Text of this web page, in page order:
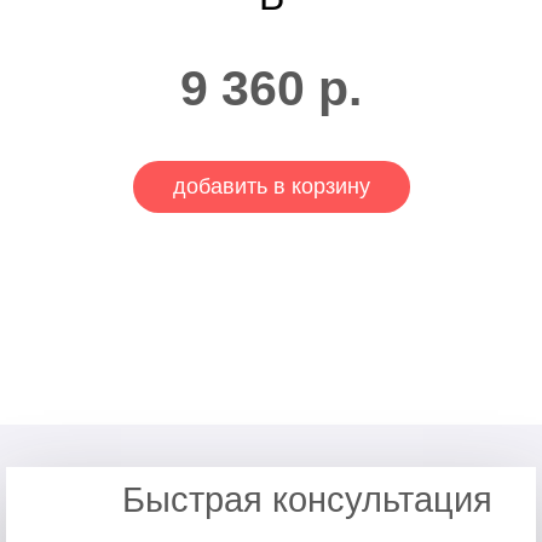
9 360 р.
добавить в корзину
Быстрая консультация